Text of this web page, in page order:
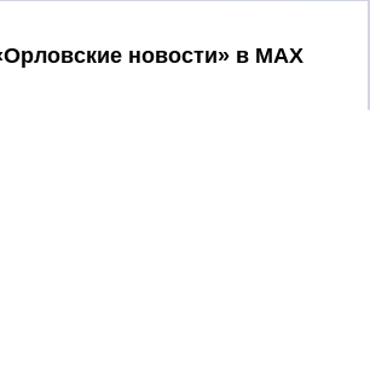
Принять